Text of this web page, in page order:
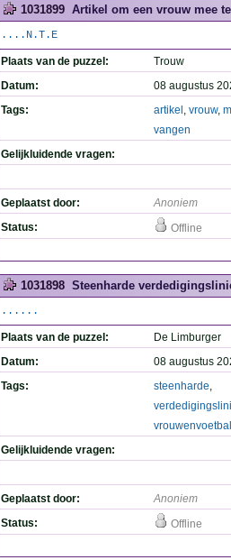
1031899 Artikel om een vrouw mee
....N.T.E
Plaats van de puzzel:
Trouw
Datum:
08 augustus
Tags:
artikel , vrouw,
vangen
Gelijkluidende vragen:
Geplaatst door:
Anoniem
Status:
Offline
1031898 Steenharde
......
Plaats van de puzzel:
De Limburger
Datum:
08 augustus
Tags:
steenharde,
vrouwenvoetbal
Gelijkluidende vragen:
Geplaatst door:
Anoniem
Status:
Offline